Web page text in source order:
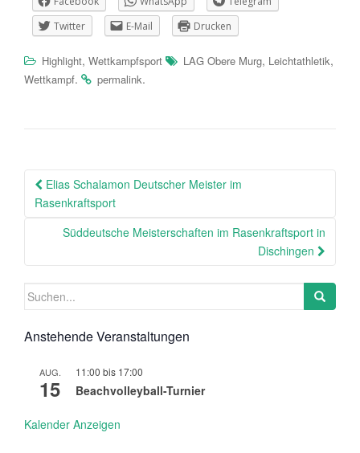
Twitter
E-Mail Drucken
Highlight, Wettkampfsport LAG Obere Murg, Leichtathletik,
Wettkampf. permalink.
Beitragsnavigation
Elias Schalamon Deutscher Meister im
Rasenkraftsport
Süddeutsche Meisterschaften im Rasenkraftsport in
Dischingen
Suchen
Anstehende Veranstaltungen
AUG.
15
11:00 bis 17:00
Beachvolleyball-Turnier
Kalender Anzeigen